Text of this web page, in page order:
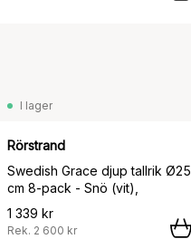
I lager
Rörstrand
Swedish Grace djup tallrik Ø25
cm 8-pack - Snö (vit),
1 339 kr
Rek. 2 600 kr